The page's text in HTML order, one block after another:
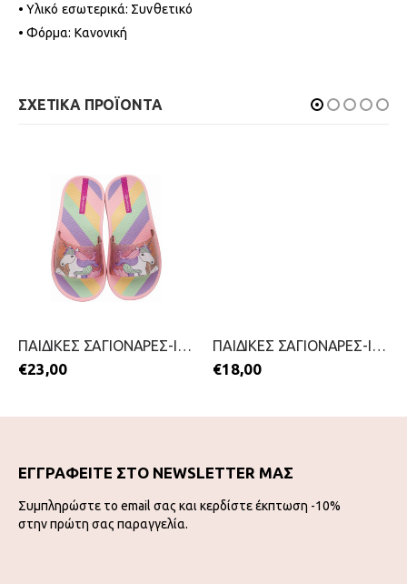
• Υλικό εσωτερικά: Συνθετικό
• Φόρμα: Κανονική
ΣΧΕΤΙΚΑ ΠΡΟΪΟΝΤΑ
ΠΑΙΔΙΚΕΣ ΣΑΓΙΟΝΑΡΕΣ-IPANEMA-2299-0611-ΡΟΖ
€23,00
ΠΑΙΔΙΚΕΣ ΣΑΓΙΟΝΑΡΕΣ-IPANEMA-2299-0613-ΠΡΑΣΙΝΟ
€18,00
ΕΓΓΡΑΦΕΙΤΕ ΣΤΟ NEWSLETTER ΜΑΣ
Συμπληρώστε το email σας και κερδίστε έκπτωση -10%
στην πρώτη σας παραγγελία.